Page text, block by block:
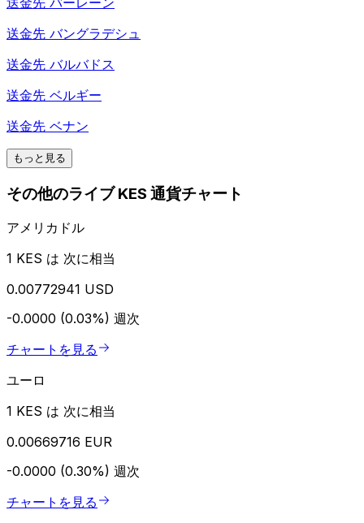
送金先 バングラデシュ
送金先 バルバドス
送金先 ベルギー
送金先 ベナン
もっと見る
その他のライブ KES 通貨チャート
アメリカドル
1 KES は 次に相当
0.00772941 USD
-0.0000 (0.03%) 週次
チャートを見る
ユーロ
1 KES は 次に相当
0.00669716 EUR
-0.0000 (0.30%) 週次
チャートを見る